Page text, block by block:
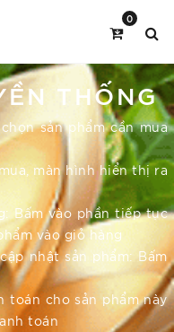
0
THỐNG
sản phẩm cần mua
màn hình hiển thị ra
Bấm vào phần tiếp tục
vào giỏ hàng
nhật sản phẩm: Bấm
toán cho sản phẩm này
toán